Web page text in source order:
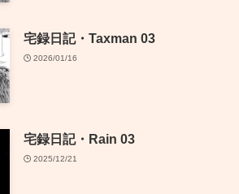
宅録日記・Taxman 03
2026/01/16
宅録日記・Rain 03
2025/12/21